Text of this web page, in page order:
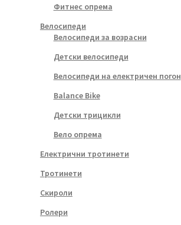
Фитнес опрема
Велосипеди
Велосипеди за возрасни
Детски велосипеди
Велосипеди на електричен погон
Balance Bike
Детски трицикли
Вело опрема
Електрични тротинети
Тротинети
Скироли
Ролери